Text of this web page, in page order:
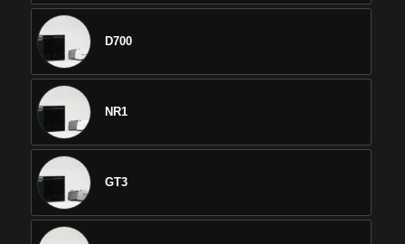
D700
NR1
GT3